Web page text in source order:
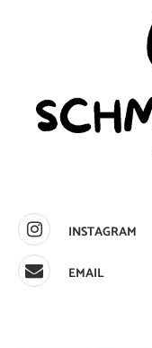
INSTAGRAM
EMAIL